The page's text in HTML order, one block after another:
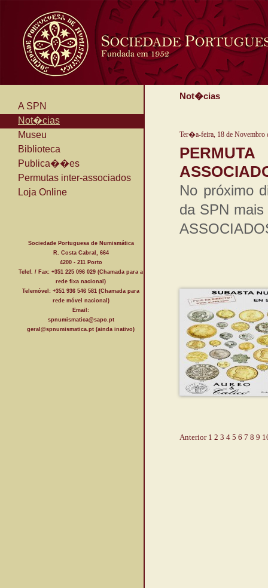
A SPN
Not�cias
Museu
Biblioteca
Publica��es
Permutas inter-associados
Loja Online
Sociedade Portuguesa de Numismática
R. Costa Cabral, 664
4200 - 211 Porto
Telef. / Fax: +351 225 096 029 (Chamada para a
rede fixa nacional)
Telemóvel: +351 936 546 581 (Chamada para
rede móvel nacional)
Email:
spnumismatica@sapo.pt
geral@spnumismatica.pt (ainda inativo)
Not�cias
Ter�a-feira, 18 de Novembro
No próximo
da SPN
Anterior 1 2 3 4 5 6 7 8 9